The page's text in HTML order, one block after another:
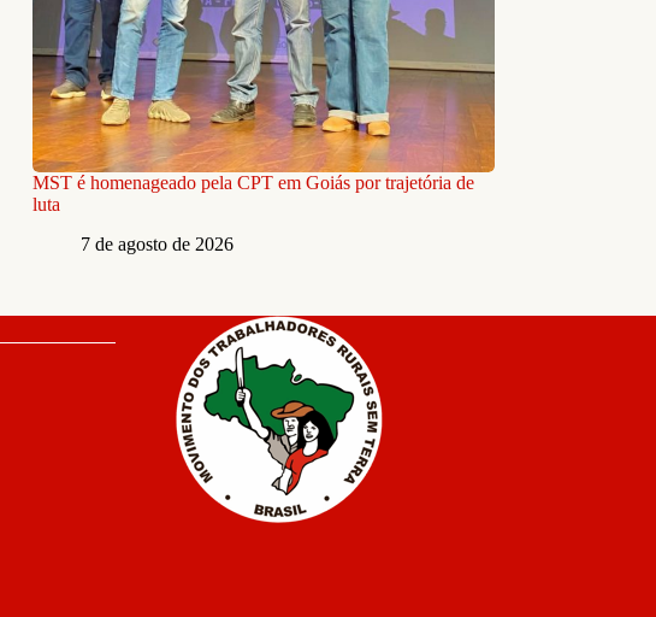
MST é homenageado pela CPT em Goiás por trajetória de
luta
7 de agosto de 2026